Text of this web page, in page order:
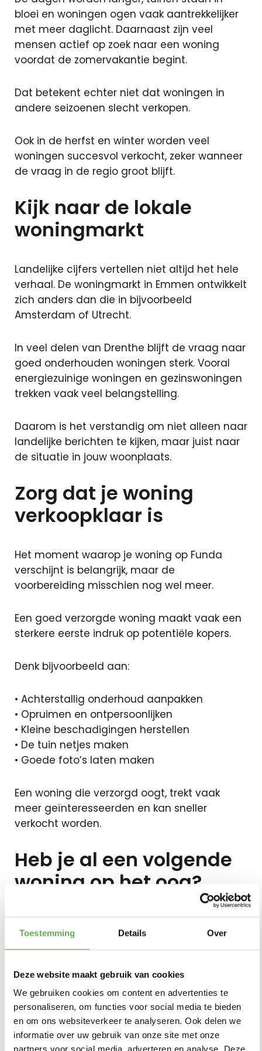
Toestemming Details Over
Deze website maakt gebruik van cookies
We gebruiken cookies om content en advertenties te
personaliseren, om functies voor social media te bieden
en om ons websiteverkeer te analyseren. Ook delen we
informatie over uw gebruik van onze site met onze
bloei en woningen ogen vaak aantrekkelijker
met meer daglicht. Daarnaast zijn veel
mensen actief op zoek naar een woning
voordat de zomervakantie begint.
Dat betekent echter niet dat woningen in
andere seizoenen slecht verkopen.
Ook in de herfst en winter worden veel
woningen succesvol verkocht, zeker wanneer
de vraag in de regio groot blijft.
Kijk naar de lokale
woningmarkt
Landelijke cijfers vertellen niet altijd het hele
verhaal. De woningmarkt in Emmen ontwikkelt
zich anders dan die in bijvoorbeeld
Amsterdam of Utrecht.
In veel delen van Drenthe blijft de vraag naar
goed onderhouden woningen sterk. Vooral
energiezuinige woningen en gezinswoningen
trekken vaak veel belangstelling.
Daarom is het verstandig om niet alleen naar
landelijke berichten te kijken, maar juist naar
de situatie in jouw woonplaats.
Zorg dat je woning
verkoopklaar is
Het moment waarop je woning op Funda
verschijnt is belangrijk, maar de
voorbereiding misschien nog wel meer.
Een goed verzorgde woning maakt vaak een
sterkere eerste indruk op potentiële kopers.
Denk bijvoorbeeld aan:
• Achterstallig onderhoud aanpakken
• Opruimen en ontpersoonlijken
• Kleine beschadigingen herstellen
• De tuin netjes maken
• Goede foto’s laten maken
Een woning die verzorgd oogt, trekt vaak
meer geïnteresseerden en kan sneller
verkocht worden.
Heb je al een volgende
woning op het oog?
Voordat je jouw woning te koop zet, is het
verstandig om na te denken over de
volgende stap.
wil je juist eerst een nieuwe woning vinden?
Beide keuzes hebben voor en nadelen.
Daarom is het slim om vooraf inzicht te
Sluiten
097